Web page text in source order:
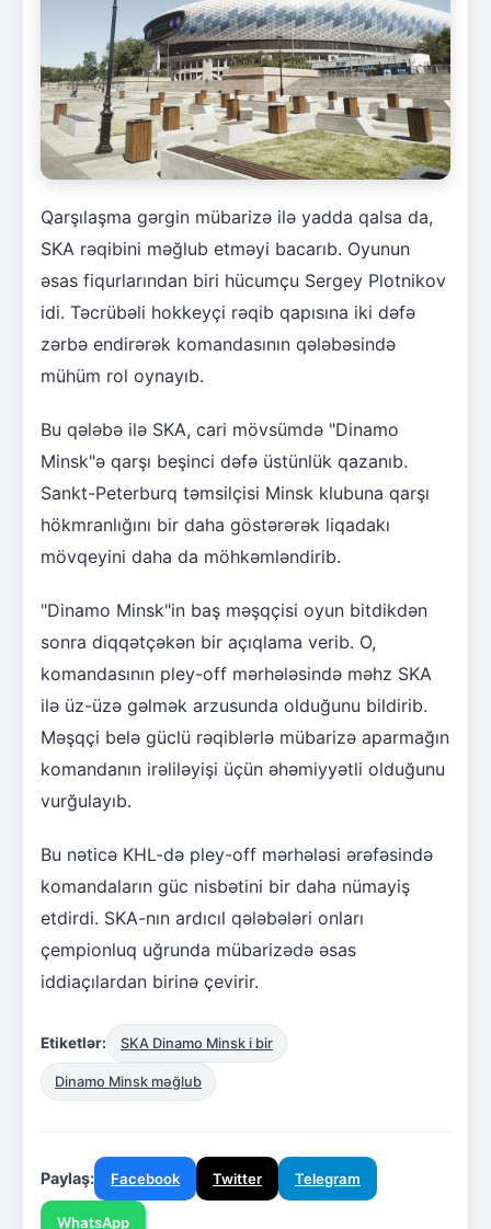
Qarşılaşma gərgin mübarizə ilə yadda qalsa da,
SKA rəqibini məğlub etməyi bacarıb. Oyunun
əsas fiqurlarından biri hücumçu Sergey Plotnikov
idi. Təcrübəli hokkeyçi rəqib qapısına iki dəfə
zərbə endirərək komandasının qələbəsində
mühüm rol oynayıb.
Bu qələbə ilə SKA, cari mövsümdə "Dinamo
Minsk"ə qarşı beşinci dəfə üstünlük qazanıb.
Sankt-Peterburq təmsilçisi Minsk klubuna qarşı
hökmranlığını bir daha göstərərək liqadakı
mövqeyini daha da möhkəmləndirib.
"Dinamo Minsk"in baş məşqçisi oyun bitdikdən
sonra diqqətçəkən bir açıqlama verib. O,
komandasının pley-off mərhələsində məhz SKA
ilə üz-üzə gəlmək arzusunda olduğunu bildirib.
Məşqçi belə güclü rəqiblərlə mübarizə aparmağın
komandanın irəliləyişi üçün əhəmiyyətli olduğunu
vurğulayıb.
Bu nəticə KHL-də pley-off mərhələsi ərəfəsində
komandaların güc nisbətini bir daha nümayiş
etdirdi. SKA-nın ardıcıl qələbələri onları
çempionluq uğrunda mübarizədə əsas
iddiaçılardan birinə çevirir.
Etiketlər: SKA Dinamo Minsk i bir
Dinamo Minsk məğlub
Paylaş: Facebook Twitter Telegram
WhatsApp